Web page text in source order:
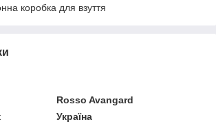
коробка для взуття
Rosso Avangard
Україна